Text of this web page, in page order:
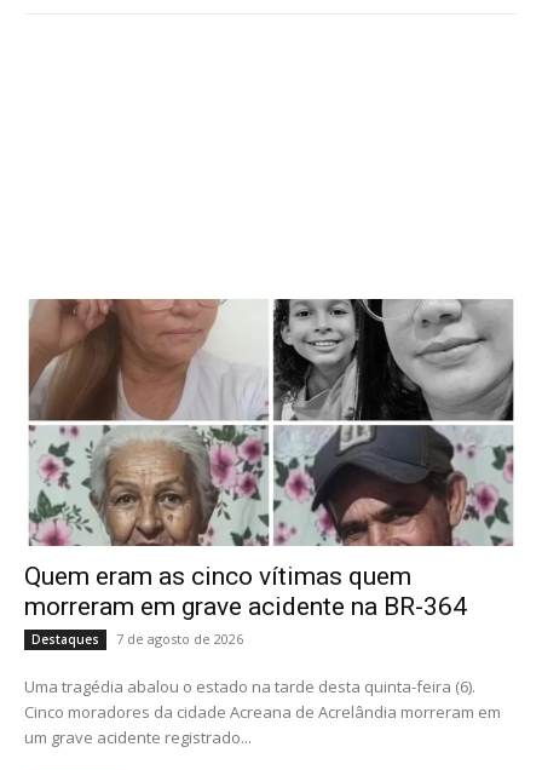
Quem eram as cinco vítimas quem
morreram em grave acidente na BR-364
Destaques 7 de agosto de 2026
Uma tragédia abalou o estado na tarde desta quinta-feira (6).
Cinco moradores da cidade Acreana de Acrelândia morreram em
um grave acidente registrado...